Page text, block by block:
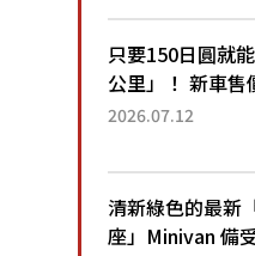
日圓就能跑100
朋友坐得...
只要150日圓就
公里」！ 新車售
圓的「3人座」
為何能迅速熱賣
2026.07.12
清新綠色的最新
座」Minivan 備